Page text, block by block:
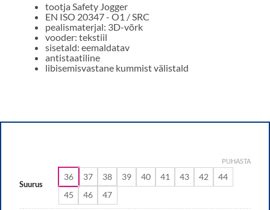
tootja Safety Jogger
EN ISO 20347 - O1 / SRC
pealismaterjal: 3D-võrk
vooder: tekstiil
sisetald: eemaldatav
antistaatiline
libisemisvastane kummist välistald
Suurus
36 37 38 39 40 41 43 42
44
45
46 47
PUHASTA